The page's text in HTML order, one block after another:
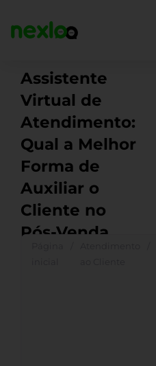
para
Assistente
Virtual de
Atendimento:
Qual a Melhor
Forma de
Auxiliar o
Cliente no
Pós-Venda